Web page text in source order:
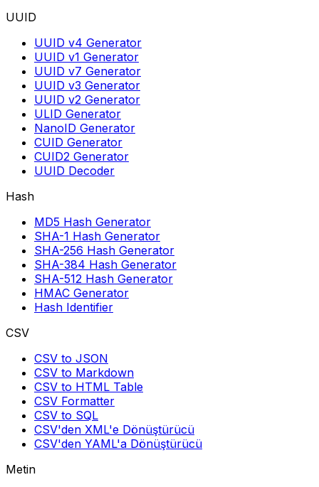
UUID
UUID v4 Generator
UUID v1 Generator
UUID v7 Generator
UUID v3 Generator
UUID v2 Generator
ULID Generator
NanoID Generator
CUID Generator
CUID2 Generator
UUID Decoder
Hash
MD5 Hash Generator
SHA-1 Hash Generator
SHA-256 Hash Generator
SHA-384 Hash Generator
SHA-512 Hash Generator
HMAC Generator
Hash Identifier
CSV
CSV to JSON
CSV to Markdown
CSV to HTML Table
CSV Formatter
CSV to SQL
CSV'den XML'e Dönüştürücü
CSV'den YAML'a Dönüştürücü
Metin